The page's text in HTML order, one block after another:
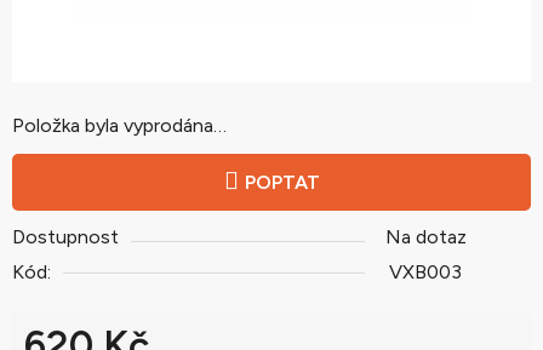
Položka byla vyprodána…
POPTAT
Dostupnost
Na dotaz
Kód:
VXB003